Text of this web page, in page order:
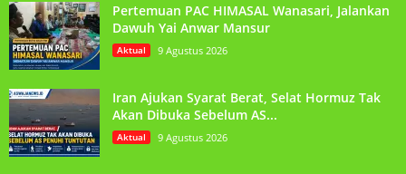
Pertemuan PAC HIMASAL Wanasari, Jalankan
Dawuh Yai Anwar Mansur
Aktual 9 Agustus 2026
Iran Ajukan Syarat Berat, Selat Hormuz Tak
Akan Dibuka Sebelum AS...
Aktual 9 Agustus 2026